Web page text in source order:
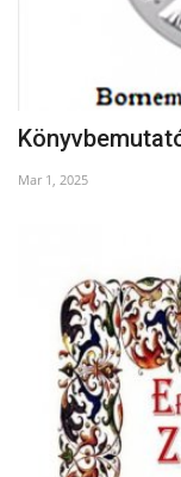
Mar 1, 2025